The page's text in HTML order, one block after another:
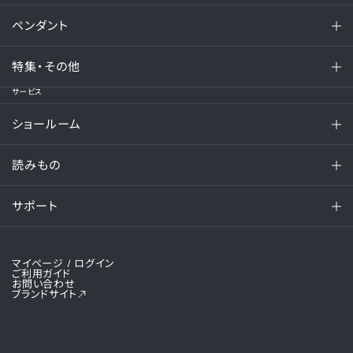
ペンダント
特集・その他
サービス
ショールーム
読みもの
サポート
マイページ / ログイン
ご利用ガイド
お問い合わせ
ブランドサイト